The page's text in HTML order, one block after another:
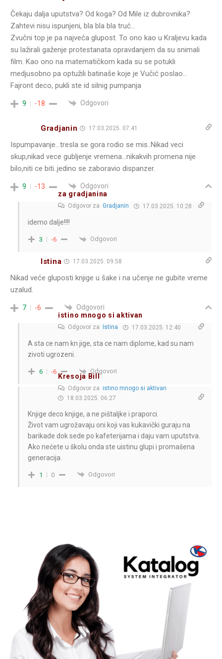
Čekaju dalja uputstva? Od koga? Od Mile iz dubrovnika?
Zahtevi nisu ispunjeni, bla bla bla truć…
Zvučni top je pa najveća glupost. To ono kao u Kraljevu kada
su lažirali gaženje protestanata opravdanjem da su snimali
film. Kao ono na matematičkom kada su se potukli
medjusobno pa optužili batinaše koje je Vučić poslao…
Fajront deco, pukli ste id silnig pumpanja
9 -18 Odgovori
Gradjanin 17.03.2025. 07:41
Ispumpavanje…tresla se gora rodio se mis..Nikad veci
skup,nikad vece gubljenje vremena…nikakvih promena nije
bilo,niti ce biti..jedino se zaboravio dispanzer.
9 -13
Odgovori
za gradjanina
Odgovor za Gradjanin 17.03.2025. 10:28
idemo dalje!!!!
3 -6 Odgovori
Istina 17.03.2025. 09:58
Nikad veće gluposti knjige u šake i na učenje ne gubite vreme
uzalud.
7 -6
Odgovori
istino mnogo si aktivan
Odgovor za Istina 17.03.2025. 12:40
A sta ce nam kn jige, sta ce nam diplome, kad su nam
zivoti ugrozeni.
6 -6 Odgovori
Kresoja Bill
Odgovor za istino mnogo si aktivan
18.03.2025. 06:27
Knjige deco knjige, a ne pištaljke i praporci.
Život vam ugrožavaju oni koji vas kukavički guraju na
barikade dok sede po kafeterijama i daju vam uputstva.
Ako nećete u školu onda ste uistinu glupi i promašena
generacija.
1 0 Odgovori